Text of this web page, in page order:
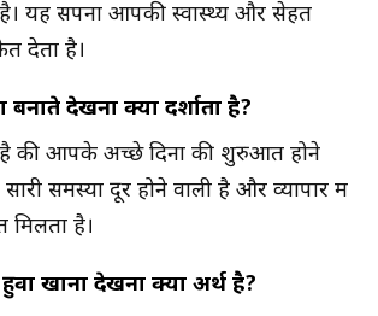
यह सपना आपकी स्वास्थ्य और सेहत
देता है।
देखना क्या दर्शाता है?
है की आपके अच्छे दिनों की शुरुआत होने
समस्या दूर होने वाली है और व्यापार में
है।
खाना देखना क्या अर्थ है?